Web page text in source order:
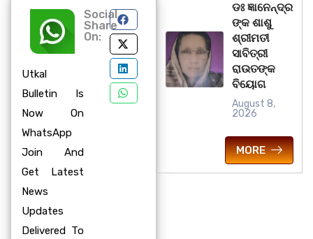
Utkal
Bulletin Is
Now On
WhatsApp
Join And
Get Latest
News
Updates
Delivered To
Social
Share
On:
ଡଃ ଜ୍ଞାନେନ୍ଦ୍ର
ଙ୍କ ଶାଶୁ
ଶ୍ରୀମତୀ
ସାବିତ୍ରୀ
ରାଉତଙ୍କ
ବିୟୋଗ
August 8,
2026
MORE